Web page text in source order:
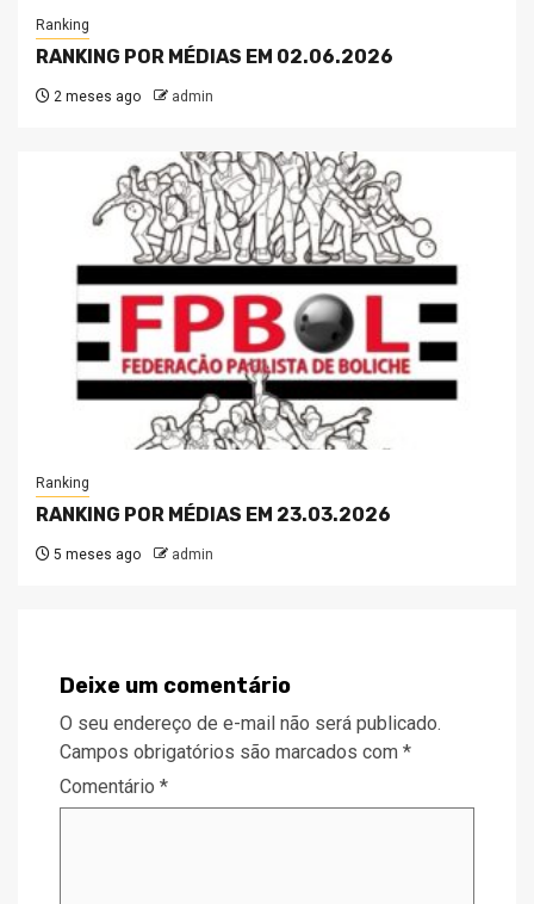
Ranking
RANKING POR MÉDIAS EM 02.06.2026
2 meses ago admin
Ranking
RANKING POR MÉDIAS EM 23.03.2026
5 meses ago admin
Deixe um comentário
O seu endereço de e-mail não será publicado.
Campos obrigatórios são marcados com *
Comentário *